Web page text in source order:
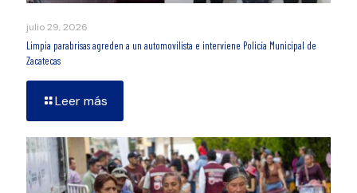
julio 29, 2026
Limpia parabrisas agreden a un automovilista e interviene Policía Municipal de
Zacatecas
Leer más